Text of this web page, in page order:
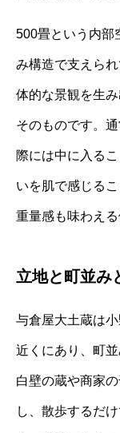
500畳という内部
み構造で支えら
体的な景観を生
そのものです。
際には中に入る
いを肌で感じる
重量感も味わえる
立地と町並み
与倉屋大土蔵は
近くにあり、町
白壁の蔵や商家
し、散歩するだ